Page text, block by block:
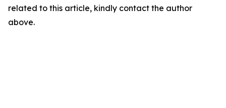
related to this article, kindly contact the author
above.